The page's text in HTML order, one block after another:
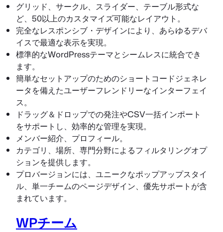
グリッド、サークル、スライダー、テーブル形式な
ど、50以上のカスタマイズ可能なレイアウト。
完全なレスポンシブ・デザインにより、あらゆるデバ
イスで最適な表示を実現。
標準的なWordPressテーマとシームレスに統合でき
ます。
簡単なセットアップのためのショートコードジェネレ
ータを備えたユーザーフレンドリーなインターフェイ
ス。
ドラッグ＆ドロップでの発注やCSV一括インポート
をサポートし、効率的な管理を実現。
メンバー紹介、プロフィール。
カテゴリ、場所、専門分野によるフィルタリングオプ
ションを提供します。
プロバージョンには、ユニークなポップアップスタイ
ル、単一チームのページデザイン、優先サポートが含
まれています。
WPチーム